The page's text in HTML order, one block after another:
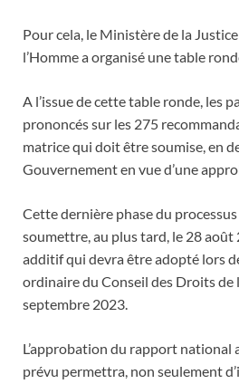
Pour cela, le Ministère de la
l’Homme a organisé une table
A l’issue de cette table ronde, les
prononcés sur les 275
matrice qui doit être soumise, en
Gouvernement en vue d’une
Cette dernière phase du
soumettre, au plus tard, le 28
additif qui devra être adopté lors
ordinaire du Conseil des Droits de
septembre 2023.
L’approbation du rapport national
prévu permettra, non seulement